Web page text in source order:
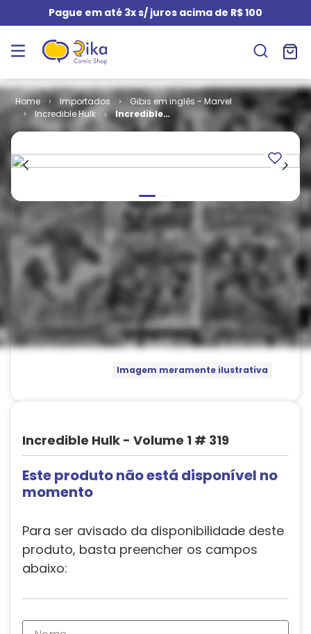
Pague em até 3x s/ juros acima de R$ 100
Importados
Gibis em inglês - Marvel
Incredible Hulk
Incredible
Hulk - Volume
Imagem meramente ilustrativa
Incredible Hulk - Volume 1 # 319
Este produto não está disponível no
momento
Para ser avisado da disponibilidade deste
produto, basta preencher os campos
abaixo: